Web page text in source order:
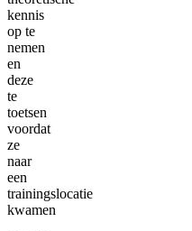
kennis
op te
nemen
en
deze
te
toetsen
voordat
ze
naar
een
trainingslocatie
kwamen